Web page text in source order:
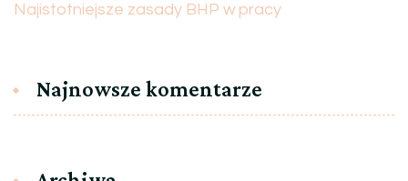
Najistotniejsze zasady BHP w pracy
Najnowsze komentarze